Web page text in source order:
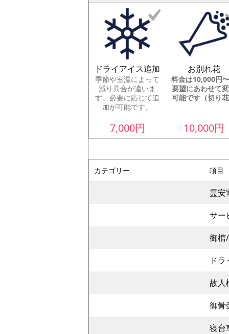
ドライアイス追加
季節や室温によって
減り具合が違いま
す。必要に応じて追
加が可能です。
7,000円
お別れ花
料金は10,000円
要望にあわせて
可能です（切り
10,000円
カテゴリー 項目
霊安
サー
御棺
ド
故人
御骨
寝台